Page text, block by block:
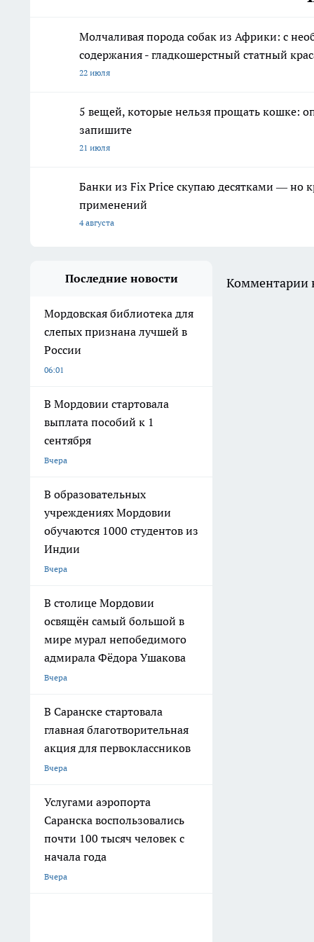
Молчаливая порода собак из Африки: с
содержания - гладкошерстный статный
22 июля
5 вещей, которые нельзя прощать кошке:
запишите
21 июля
Банки из Fix Price скупаю десятками — но
применений
4 августа
Последние новости
Мордовская библиотека для
слепых признана лучшей в
России
06:01
В Мордовии стартовала
выплата пособий к 1
сентября
Вчера
В образовательных
учреждениях Мордовии
обучаются 1000 студентов из
Индии
Вчера
В столице Мордовии
освящён самый большой в
мире мурал непобедимого
адмирала Фёдора Ушакова
Вчера
В Саранске стартовала
главная благотворительная
акция для первоклассников
Вчера
Услугами аэропорта
Саранска воспользовались
почти 100 тысяч человек с
начала года
Вчера
Комментарии